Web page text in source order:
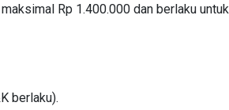
Rp 1.400.000 dan berlaku untuk
berlaku).